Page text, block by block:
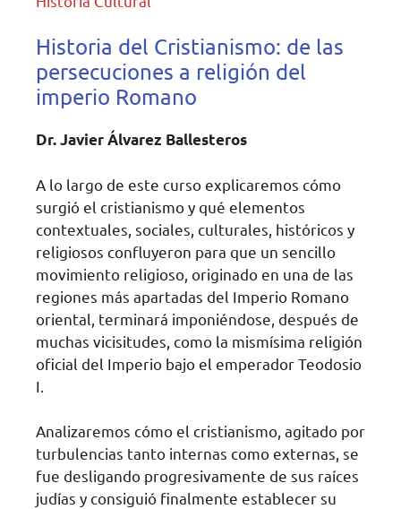
Historia del Cristianismo: de las
persecuciones a religión del
imperio Romano
Dr. Javier Álvarez Ballesteros
A lo largo de este curso explicaremos cómo
surgió el cristianismo y qué elementos
contextuales, sociales, culturales, históricos y
religiosos confluyeron para que un sencillo
movimiento religioso, originado en una de las
regiones más apartadas del Imperio Romano
oriental, terminará imponiéndose, después de
muchas vicisitudes, como la mismísima religión
oficial del Imperio bajo el emperador Teodosio
I.
Analizaremos cómo el cristianismo, agitado por
turbulencias tanto internas como externas, se
fue desligando progresivamente de sus raíces
judías y consiguió finalmente establecer su